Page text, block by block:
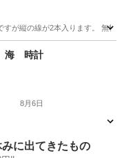
が縦の線が2本入ります。 無
海 時計
8月6日
みに出てきたもの